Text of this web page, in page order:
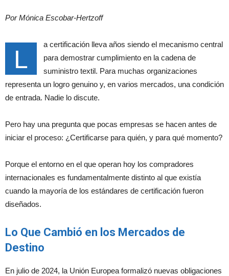
Por Mónica Escobar-Hertzoff
L
a certificación lleva años siendo el mecanismo central
para demostrar cumplimiento en la cadena de
suministro textil. Para muchas organizaciones
representa un logro genuino y, en varios mercados, una condición
de entrada. Nadie lo discute.
Pero hay una pregunta que pocas empresas se hacen antes de
iniciar el proceso: ¿Certificarse para quién, y para qué momento?
Porque el entorno en el que operan hoy los compradores
internacionales es fundamentalmente distinto al que existía
cuando la mayoría de los estándares de certificación fueron
diseñados.
Lo Que Cambió en los Mercados de
Destino
En julio de 2024, la Unión Europea formalizó nuevas obligaciones